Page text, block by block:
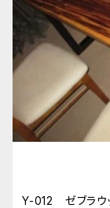
Y-012 ゼブラ